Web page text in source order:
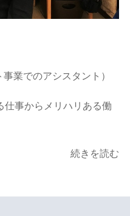
事業でのアシスタント）
仕事からメリハリある働
続きを読む